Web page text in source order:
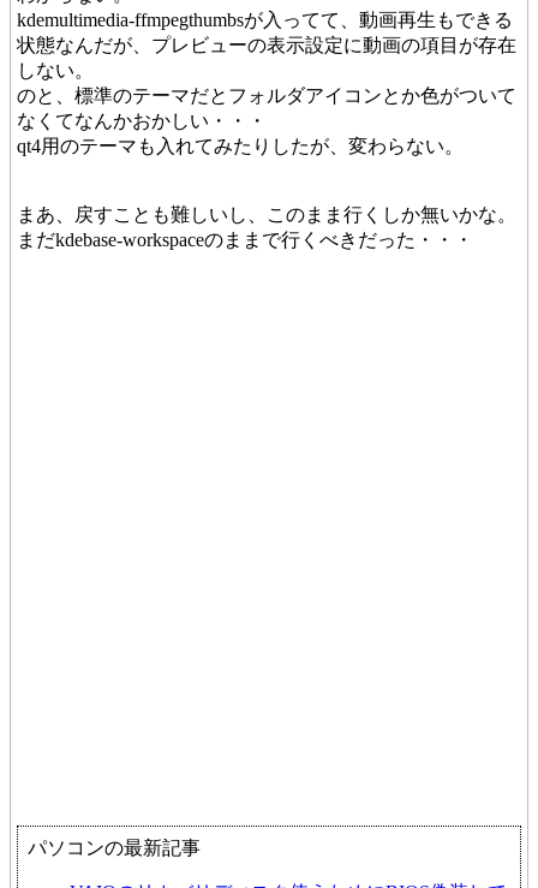
kdemultimedia-ffmpegthumbsが入ってて、動画再生もできる
状態なんだが、プレビューの表示設定に動画の項目が存在
しない。
のと、標準のテーマだとフォルダアイコンとか色がついて
なくてなんかおかしい・・・
qt4用のテーマも入れてみたりしたが、変わらない。
まあ、戻すことも難しいし、このまま行くしか無いかな。
まだkdebase-workspaceのままで行くべきだった・・・
パソコンの最新記事